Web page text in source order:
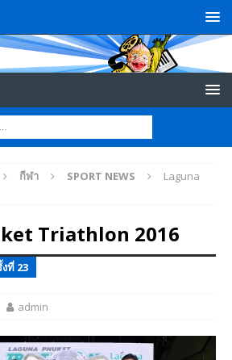
กีฬา SPORT NEWS
Laguna
Triathlon 2016
ที่ 23
admin